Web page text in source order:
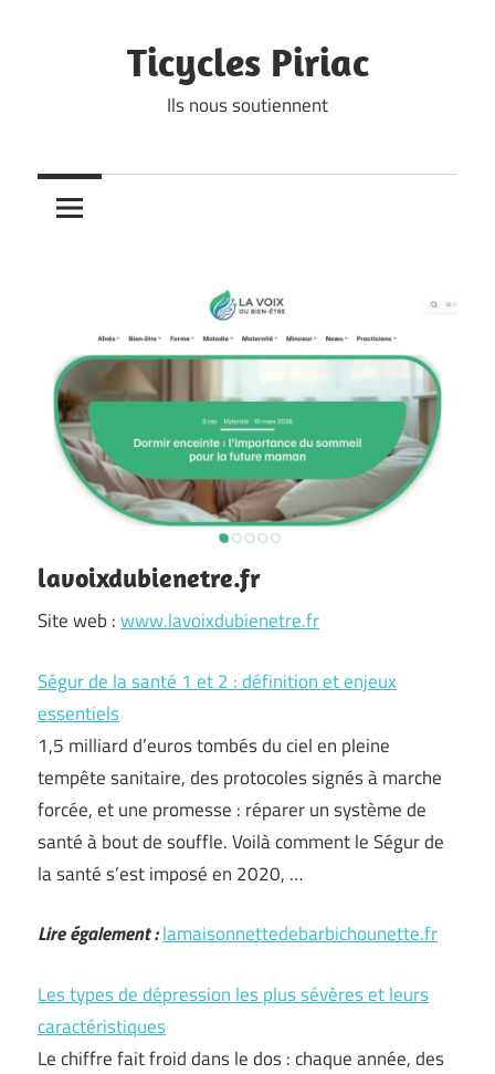
Ticycles Piriac
Ils nous soutiennent
lavoixdubienetre.fr
Site web :www.lavoixdubienetre.fr
Ségur de la santé 1 et 2 : définition et enjeux
essentiels
1,5 milliard d’euros tombés du ciel en pleine
tempête sanitaire, des protocoles signés à marche
forcée, et une promesse : réparer un système de
santé à bout de souffle. Voilà comment le Ségur de
la santé s’est imposé en 2020, …
Lire également :lamaisonnettedebarbichounette.fr
Les types de dépression les plus sévères et leurs
caractéristiques
Le chiffre fait froid dans le dos : chaque année, des